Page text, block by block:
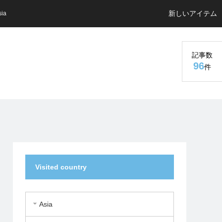
新しいアイテム
記事数
96件
Visited country
Asia